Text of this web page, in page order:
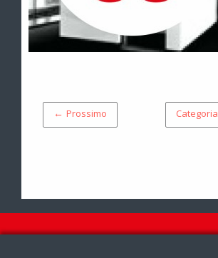
← Prossimo Categoria